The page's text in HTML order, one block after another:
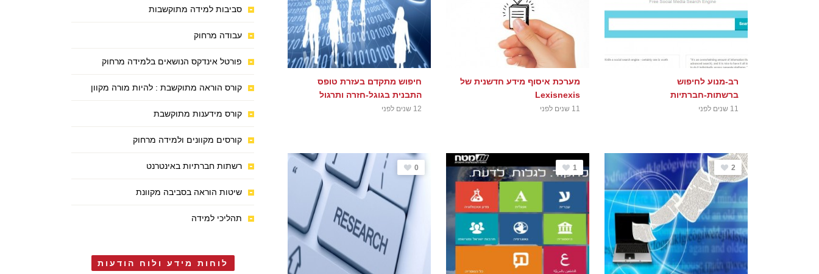
רב-מנוע לחיפוש
ברשתות-חברתיות
11 שנים לפני
מערכת איסוף מידע חדשנית של
Lexisnexis
11 שנים לפני
חיפוש מתקדם בעזרת טופס
התבנית בגוגל-חזרה ותרגול
12 שנים לפני
2
1
0
סביבות למידה מתוקשבות
עבודה מרחוק
פורטל אינדקס הנושאים בלמידה מרחוק
קורס הוראה מתוקשבת : להיות מורה מקוון
קורס מידענות מתוקשבת
קורסים מקוונים ולמידה מרחוק
רשתות חברתיות באינטרנט
שיטות הוראה בסביבה מקוונת
תהליכי למידה
לוחות מידע ולוח הודעות